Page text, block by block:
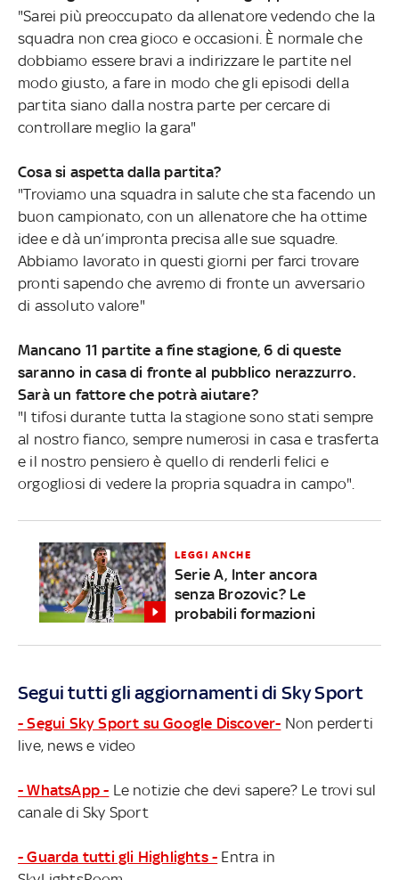
"Sarei più preoccupato da allenatore vedendo che la
squadra non crea gioco e occasioni. È normale che
dobbiamo essere bravi a indirizzare le partite nel
modo giusto, a fare in modo che gli episodi della
partita siano dalla nostra parte per cercare di
controllare meglio la gara"
Cosa si aspetta dalla partita?
"Troviamo una squadra in salute che sta facendo un
buon campionato, con un allenatore che ha ottime
idee e dà un’impronta precisa alle sue squadre.
Abbiamo lavorato in questi giorni per farci trovare
pronti sapendo che avremo di fronte un avversario
di assoluto valore"
Mancano 11 partite a fine stagione, 6 di queste
saranno in casa di fronte al pubblico nerazzurro.
Sarà un fattore che potrà aiutare?
"I tifosi durante tutta la stagione sono stati sempre
al nostro fianco, sempre numerosi in casa e trasferta
e il nostro pensiero è quello di renderli felici e
orgogliosi di vedere la propria squadra in campo".
LEGGI ANCHE
Serie A, Inter ancora
senza Brozovic? Le
probabili formazioni
Segui tutti gli aggiornamenti di Sky Sport
- Segui Sky Sport su Google Discover- Non perderti
live, news e video
- WhatsApp - Le notizie che devi sapere? Le trovi sul
canale di Sky Sport
- Guarda tutti gli Highlights - Entra in